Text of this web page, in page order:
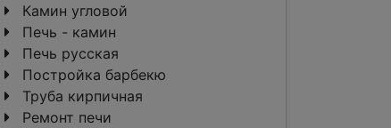
Камин угловой
Печь - камин
Печь русская
Постройка барбекю
Труба кирпичная
Ремонт печи